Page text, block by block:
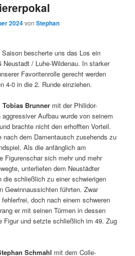
2024vonStephan
bescherte uns das Los ein
/ Luhe-Wildenau. In starker
Favoritenrolle gerecht werden
4-0 in die 2. Runde einziehen.
Tobias Brunner mit der Philidor-
Aufbau wurde von seinem
brachte nicht den erhofften Vorteil.
dem Damentausch zusehends zu
Als die anfänglich am
Figurenschar sich mehr und mehr
unterliefen dem Neustädter
die schließlich zu einer schwierigen
Gewinnaussichten führten. Zwar
doch nach einem schweren
er mit seinen Türmen in dessen
Figur und setzte schließlich im 49. Zug
Schmahl mit dem Colle-